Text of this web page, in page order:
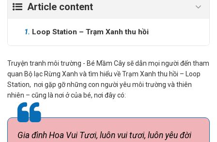
Article content
1. Loop Station – Trạm Xanh thu hồi
Truyện tranh môi trường - Bé Mầm Cây sẽ dẫn mọi người đến tham
quan Bộ lạc Rừng Xanh và tìm hiểu về Trạm Xanh thu hồi – Loop
Station, nơi gặp gỡ những con người yêu môi trường và thiên
nhiên – cũng là nơi ở của bé, nơi đây có:
Gia đình Hoa Vui Tươi, luôn vui tươi, luôn yêu đời